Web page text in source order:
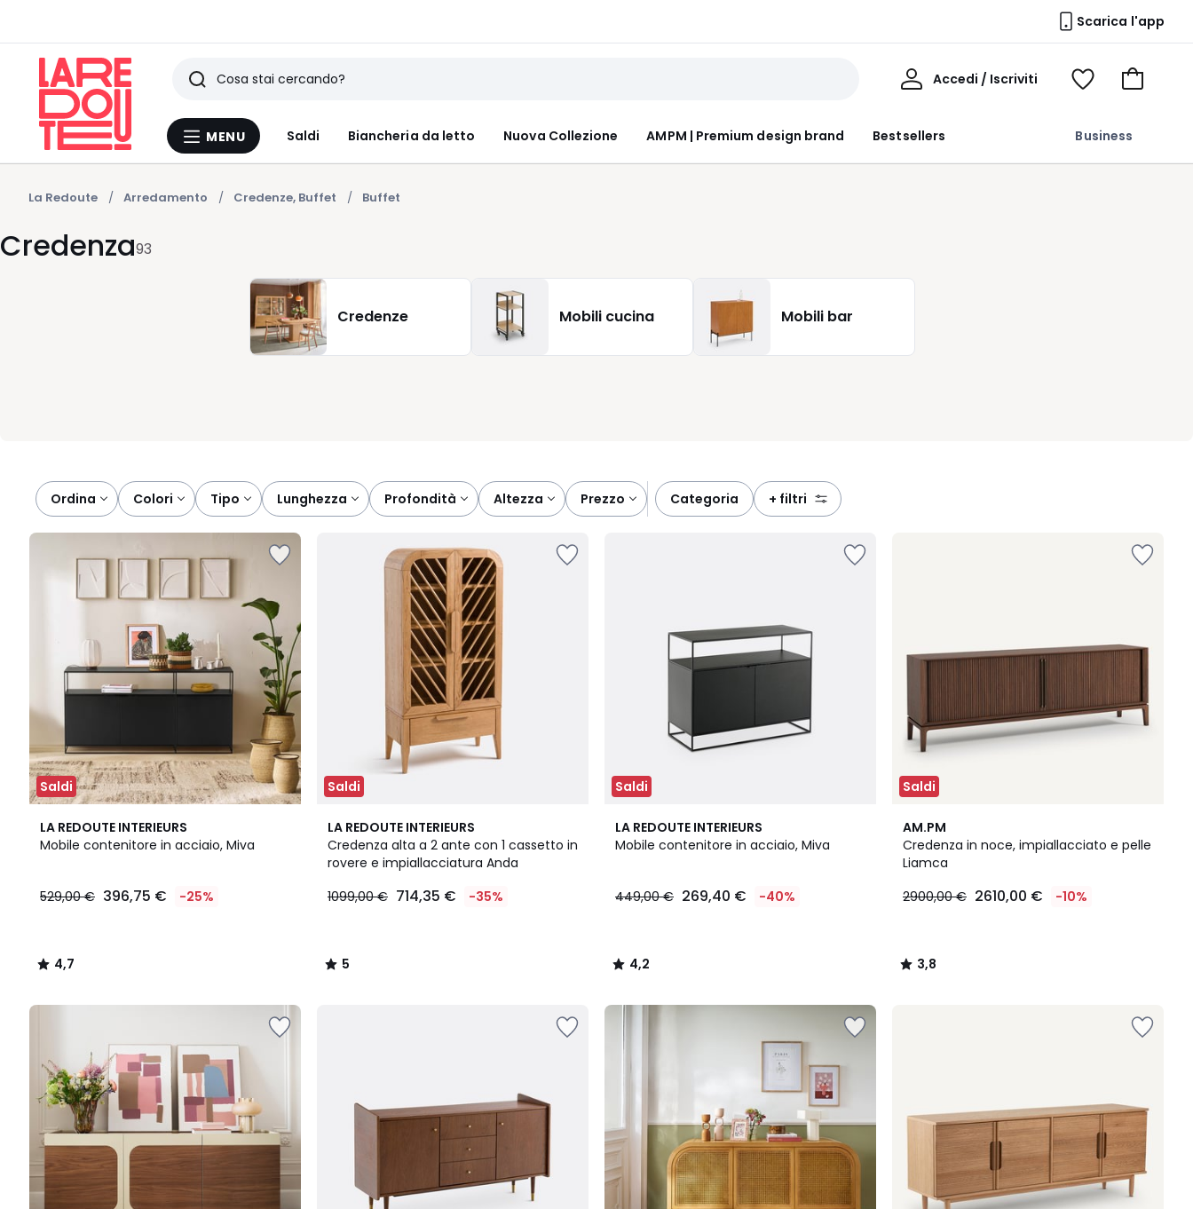
Scarica l'app
Menu
MENU Saldi Biancheria da letto Nuova Collezione AMPM | Premium design brand Bestsellers Business
Ricerca
Ultimi
articoli
visti
Accedi / Iscriviti
Voir
Vai
La Redoute Arredamento Credenze, Buffet Buffet
Credenza93
Credenze Mobili cucina Mobili bar
Ordina colori tipo lunghezza profondità altezza prezzo categoria + filtri
Saldi
LA REDOUTE INTERIEURS
Mobile contenitore in acciaio, Miva
€
€
di
529,00 € 396,75 € -25%
4,7
/ 5
4,7
/
Saldi
LA REDOUTE INTERIEURS
Credenza alta a 2 ante con 1 cassetto in
rovere e impiallacciatura Anda
1099,00 € 714,35 € -35%
5
/
5
5
/
Saldi
LA REDOUTE INTERIEURS
Mobile contenitore in acciaio, Miva
449,00 € 269,40 € -40%
4,2
/ 5
4,2
/
Saldi
AM.PM
Credenza in noce, impiallacciato e pelle
Liamca
2900,00 € 2610,00 € -10%
3,8
/ 5
3,8
/